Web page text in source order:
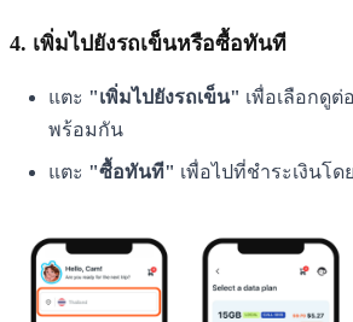
4. เพิ่มไปยังรถเข็นหรือซื้อทันที
แตะ "เพิ่มไปยังรถเข็น" เพื่อเลือกดู
พร้อมกัน
แตะ "ซื้อทันที" เพื่อไปที่ชำระเงินโด